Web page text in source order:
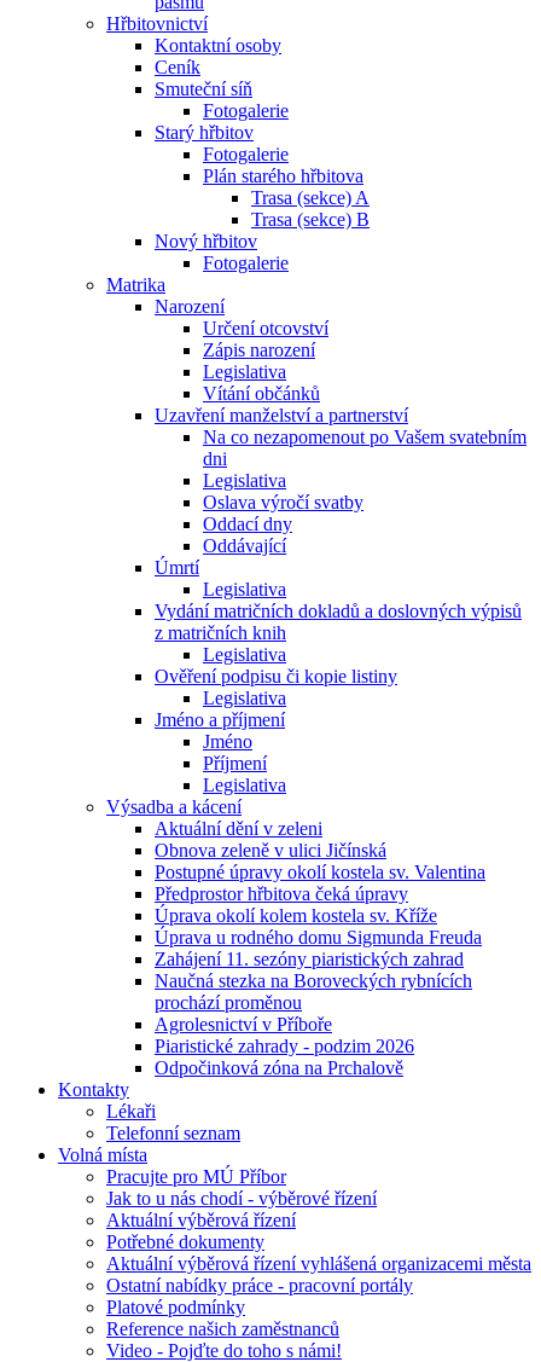
Hřbitovnictví
Kontaktní osoby
Ceník
Smuteční síň
Fotogalerie
Starý hřbitov
Fotogalerie
Plán starého hřbitova
Trasa (sekce) A
Trasa (sekce) B
Nový hřbitov
Fotogalerie
Matrika
Narození
Určení otcovství
Zápis narození
Legislativa
Vítání občánků
Uzavření manželství a partnerství
Na co nezapomenout po Vašem svatebním
dni
Legislativa
Oslava výročí svatby
Oddací dny
Oddávající
Úmrtí
Legislativa
Vydání matričních dokladů a doslovných výpisů
z matričních knih
Legislativa
Ověření podpisu či kopie listiny
Legislativa
Jméno a příjmení
Jméno
Příjmení
Legislativa
Výsadba a kácení
Aktuální dění v zeleni
Obnova zeleně v ulici Jičínská
Postupné úpravy okolí kostela sv. Valentina
Předprostor hřbitova čeká úpravy
Úprava okolí kolem kostela sv. Kříže
Úprava u rodného domu Sigmunda Freuda
Zahájení 11. sezóny piaristických zahrad
Naučná stezka na Boroveckých rybnících
prochází proměnou
Agrolesnictví v Příboře
Piaristické zahrady - podzim 2026
Odpočinková zóna na Prchalově
Kontakty
Lékaři
Telefonní seznam
Volná místa
Pracujte pro MÚ Příbor
Jak to u nás chodí - výběrové řízení
Aktuální výběrová řízení
Potřebné dokumenty
Aktuální výběrová řízení vyhlášená organizacemi města
Ostatní nabídky práce - pracovní portály
Platové podmínky
Reference našich zaměstnanců
Video - Pojďte do toho s námi!